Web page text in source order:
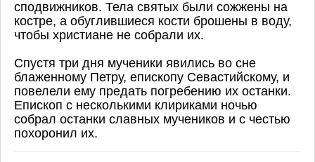
сподвижников. Тела святых были сожжены на
костре, а обуглившиеся кости брошены в воду,
чтобы христиане не собрали их.
Спустя три дня мученики явились во сне
блаженному Петру, епископу Севастийскому, и
повелели ему предать погребению их останки.
Епископ с несколькими клириками ночью
собрал останки славных мучеников и с честью
похоронил их.